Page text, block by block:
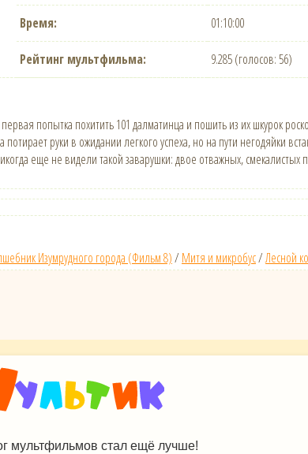
Время: 01:10:00
Рейтинг мультфильма: 9.285 (голосов: 56)
попытка похитить 101 далматинца и пошить из их шкурок
потирает руки в ожидании легкого успеха, но на пути негодяйки
еще не видели такой заварушки: двое отважных, смекалистых
Изумрудного города (Фильм 8)/ Митя и микробус/Лесной
мультфильмов стал ещё лучше!